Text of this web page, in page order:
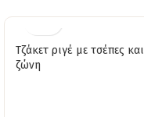
Τζάκετ ριγέ με τσέπες και
ζώνη